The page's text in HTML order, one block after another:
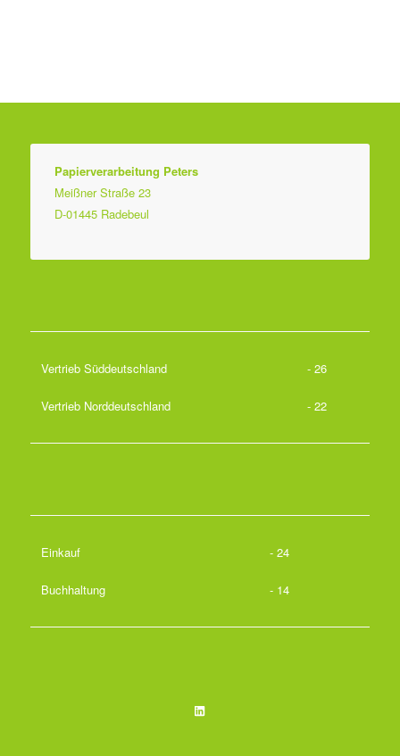
Papierverarbeitung Peters
Meißner Straße 23
D-01445 Radebeul
Vertrieb Süddeutschland - 26
Vertrieb Norddeutschland - 22
Einkauf - 24
Buchhaltung - 14
LinkedIn